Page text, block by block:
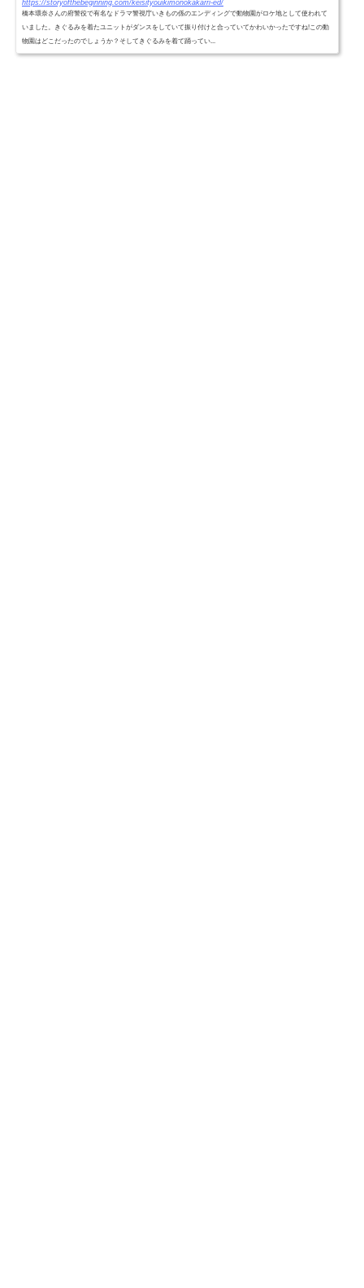
https://storyofthebeginning.com/keisityouikimonokakarri-ed/
橋本環奈さんの府警役で有名なドラマ警視庁いきもの係のエンディングで動物園がロケ地として使われて
いました。きぐるみを着たユニットがダンスをしていて振り付けと合っていてかわいかったですね!この動
物園はどこだったのでしょうか？そしてきぐるみを着て踊ってい...